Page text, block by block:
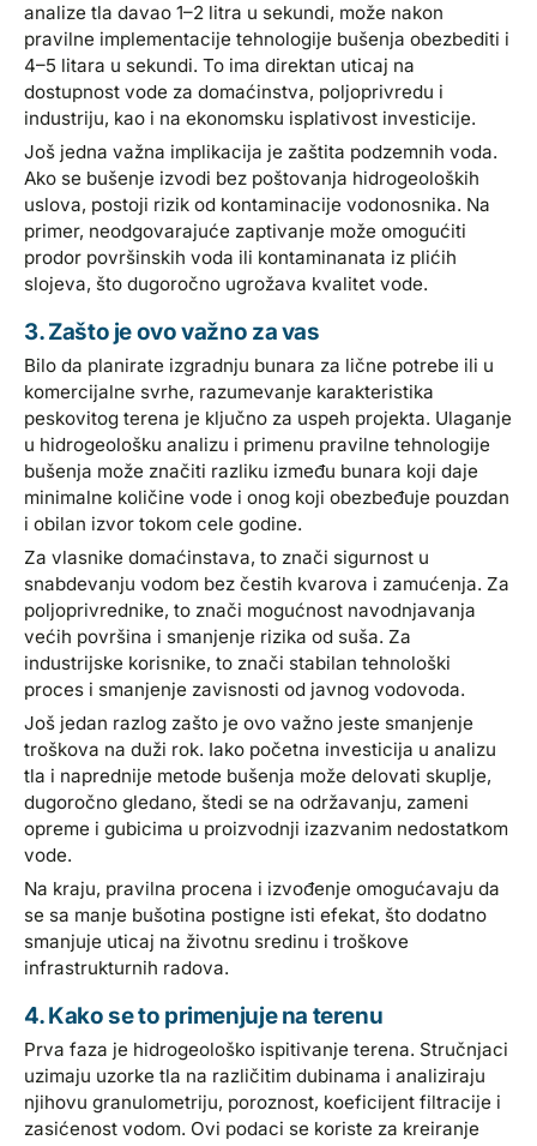
analize tla davao 1–2 litra u sekundi, može nakon
pravilne implementacije tehnologije bušenja obezbediti i
4–5 litara u sekundi. To ima direktan uticaj na
dostupnost vode za domaćinstva, poljoprivredu i
industriju, kao i na ekonomsku isplativost investicije.
Još jedna važna implikacija je zaštita podzemnih voda.
Ako se bušenje izvodi bez poštovanja hidrogeoloških
uslova, postoji rizik od kontaminacije vodonosnika. Na
primer, neodgovarajuće zaptivanje može omogućiti
prodor površinskih voda ili kontaminanata iz plićih
slojeva, što dugoročno ugrožava kvalitet vode.
3. Zašto je ovo važno za vas
Bilo da planirate izgradnju bunara za lične potrebe ili u
komercijalne svrhe, razumevanje karakteristika
peskovitog terena je ključno za uspeh projekta. Ulaganje
u hidrogeološku analizu i primenu pravilne tehnologije
bušenja može značiti razliku između bunara koji daje
minimalne količine vode i onog koji obezbeđuje pouzdan
i obilan izvor tokom cele godine.
Za vlasnike domaćinstava, to znači sigurnost u
snabdevanju vodom bez čestih kvarova i zamućenja. Za
poljoprivrednike, to znači mogućnost navodnjavanja
većih površina i smanjenje rizika od suša. Za
industrijske korisnike, to znači stabilan tehnološki
proces i smanjenje zavisnosti od javnog vodovoda.
Još jedan razlog zašto je ovo važno jeste smanjenje
troškova na duži rok. Iako početna investicija u analizu
tla i naprednije metode bušenja može delovati skuplje,
dugoročno gledano, štedi se na održavanju, zameni
opreme i gubicima u proizvodnji izazvanim nedostatkom
vode.
Na kraju, pravilna procena i izvođenje omogućavaju da
se sa manje bušotina postigne isti efekat, što dodatno
smanjuje uticaj na životnu sredinu i troškove
infrastrukturnih radova.
4. Kako se to primenjuje na terenu
Prva faza je hidrogeološko ispitivanje terena. Stručnjaci
uzimaju uzorke tla na različitim dubinama i analiziraju
njihovu granulometriju, poroznost, koeficijent filtracije i
zasićenost vodom. Ovi podaci se koriste za kreiranje